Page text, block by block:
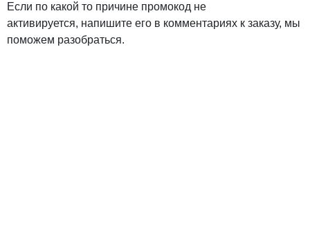
Если по какой то причине промокод не
активируется, напишите его в комментариях к заказу, мы
поможем разобраться.